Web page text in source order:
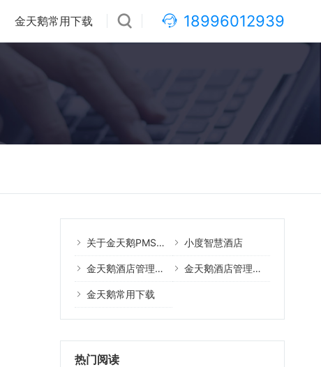
18996012939
金天鹅常用下载
关于金天鹅PMS酒店管理系统 小度智慧酒店
金天鹅酒店管理系统案例 金天鹅酒店管理系统教程
金天鹅常用下载
热门阅读